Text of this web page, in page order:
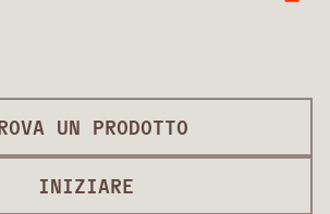
UN PRODOTTO
INIZIARE